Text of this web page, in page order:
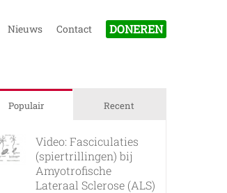
Nieuws Contact DONEREN
Populair Recent
Video: Fasciculaties
(spiertrillingen) bij
Amyotrofische
Lateraal Sclerose (ALS)